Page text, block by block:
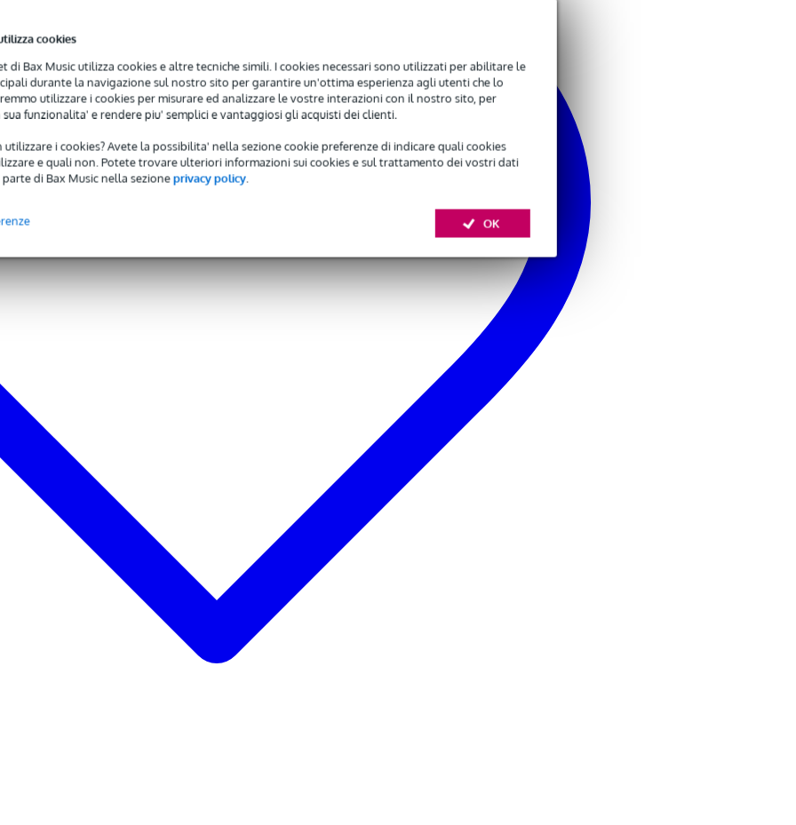
cookies
di Bax Music utilizza cookies e altre tecniche simili. I cookies necessari sono utilizzati per abilitare le
durante la navigazione sul nostro sito per garantire un'ottima esperienza agli utenti che lo
utilizzare i cookies per misurare ed analizzare le vostre interazioni con il nostro sito, per
funzionalita' e rendere piu' semplici e vantaggiosi gli acquisti dei clienti.
utilizzare i cookies? Avete la possibilita' nella sezione cookie preferenze di indicare quali cookies
e quali non. Potete trovare ulteriori informazioni sui cookies e sul trattamento dei vostri dati
di Bax Music nella sezioneprivacy policy.
OK